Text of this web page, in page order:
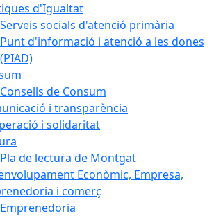
d'Igualtat
Serveis socials d'atenció primària
Punt d'informació i atenció a les dones
(PIAD)
Consells de Consum
i transparència
i solidaritat
Pla de lectura de Montgat
Econòmic, Empresa,
i comerç
Emprenedoria